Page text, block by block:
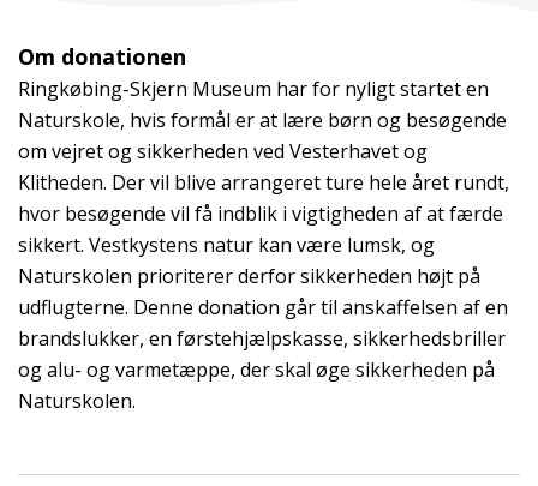
Om donationen
Ringkøbing-Skjern Museum har for nyligt startet en
Naturskole, hvis formål er at lære børn og besøgende
om vejret og sikkerheden ved Vesterhavet og
Klitheden. Der vil blive arrangeret ture hele året rundt,
hvor besøgende vil få indblik i vigtigheden af at færde
sikkert. Vestkystens natur kan være lumsk, og
Naturskolen prioriterer derfor sikkerheden højt på
udflugterne. Denne donation går til anskaffelsen af en
brandslukker, en førstehjælpskasse, sikkerhedsbriller
og alu- og varmetæppe, der skal øge sikkerheden på
Naturskolen.